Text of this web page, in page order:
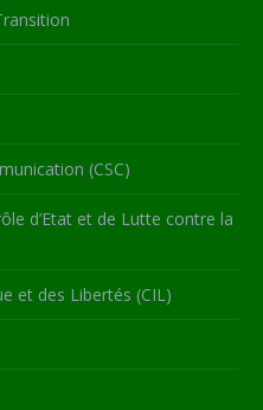
(CSC)
d’Etat et de Lutte contre la
et des Libertés (CIL)